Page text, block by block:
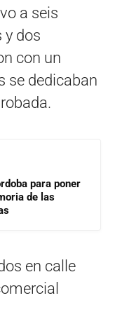
a seis
y dos
con un
se dedicaban
para poner
de las
en calle